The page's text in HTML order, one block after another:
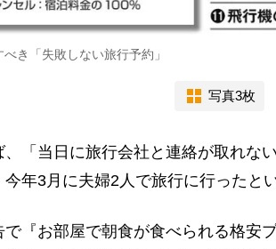
き「失敗しない旅行予約」
写真3枚
「当日に旅行会社と連絡が取れな
今年3月に夫婦2人で旅行に行ったと
で『お部屋で朝食が食べられる格安